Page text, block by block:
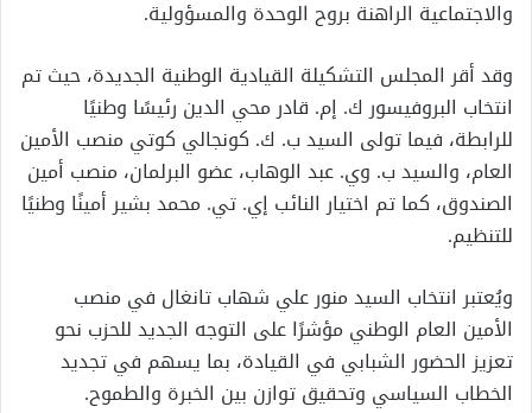
والاجتماعية الراهنة بروح الوحدة والمسؤولية.
وقد أقر المجلس التشكيلة القيادية الوطنية الجديدة، حيث تم
انتخاب البروفيسور ك. إم. قادر محي الدين رئيسًا وطنيًا
للرابطة، فيما تولى السيد ب. ك. كونجالي كوتي منصب الأمين
العام، والسيد ب. وي. عبد الوهاب، عضو البرلمان، منصب أمين
الصندوق، كما تم اختيار النائب إي. تي. محمد بشير أمينًا وطنيًا
للتنظيم.
ويُعتبر انتخاب السيد منور علي شهاب تانغال في منصب
الأمين العام الوطني مؤشرًا على التوجه الجديد للحزب نحو
تعزيز الحضور الشبابي في القيادة، بما يسهم في تجديد
الخطاب السياسي وتحقيق توازن بين الخبرة والطموح.